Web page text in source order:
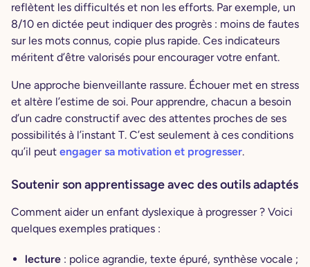
reflètent les difficultés et non les efforts. Par exemple, un
8/10 en dictée peut indiquer des progrès : moins de fautes
sur les mots connus, copie plus rapide. Ces indicateurs
méritent d’être valorisés pour encourager votre enfant.
Une approche bienveillante rassure. Échouer met en stress
et altère l’estime de soi. Pour apprendre, chacun a besoin
d’un cadre constructif avec des attentes proches de ses
possibilités à l’instant T. C’est seulement à ces conditions
qu’il peut engager sa motivation et progresser.
Soutenir son apprentissage avec des outils adaptés
Comment aider un enfant dyslexique à progresser ? Voici
quelques exemples pratiques :
lecture : police agrandie, texte épuré, synthèse vocale ;